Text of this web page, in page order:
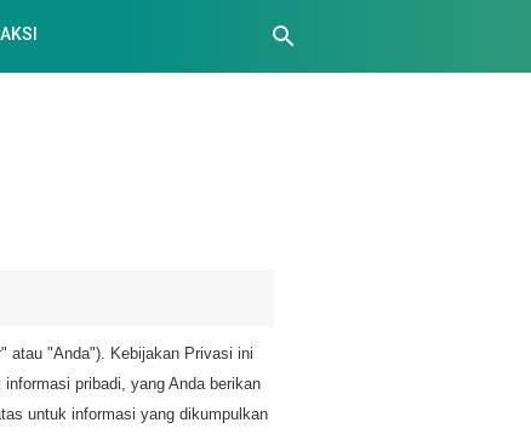
atau "Anda"). Kebijakan Privasi ini
pribadi, yang Anda berikan
untuk informasi yang dikumpulkan